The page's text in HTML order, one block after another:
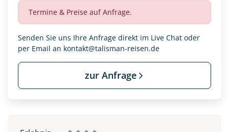
Termine & Preise auf Anfrage.
Senden Sie uns Ihre Anfrage direkt im Live Chat oder
per Email an kontakt@talisman-reisen.de
zur Anfrage